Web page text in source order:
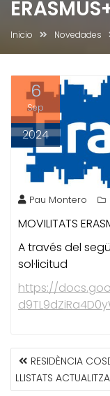
Inicio Novedades
6
Sep
2024
Pau Montero
MOVILITATS
A través del
sol·licitud
https://
NAVEGACIÓN
DE
ENTRADAS
RESIDÈNCIA
LLISTATS